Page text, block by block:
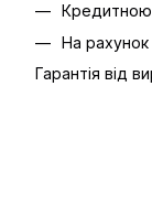
На
Гарантія від